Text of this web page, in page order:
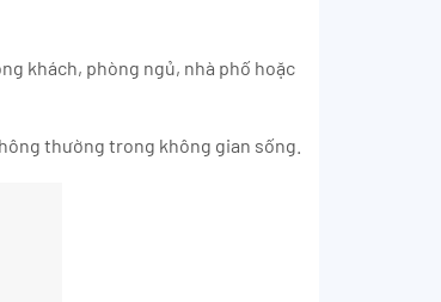
khách, phòng ngủ, nhà phố hoặc
thường trong không gian sống.